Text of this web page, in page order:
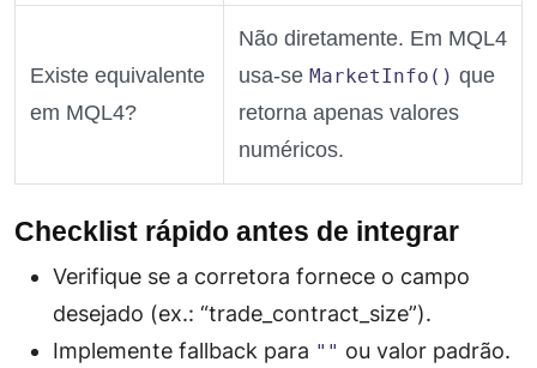
Existe equivalente
em MQL4?
Não diretamente. Em MQL4
usa‑se MarketInfo() que
retorna apenas valores
numéricos.
Checklist rápido antes de integrar
Verifique se a corretora fornece o campo
desejado (ex.: “trade_contract_size”).
Implemente fallback para "" ou valor padrão.